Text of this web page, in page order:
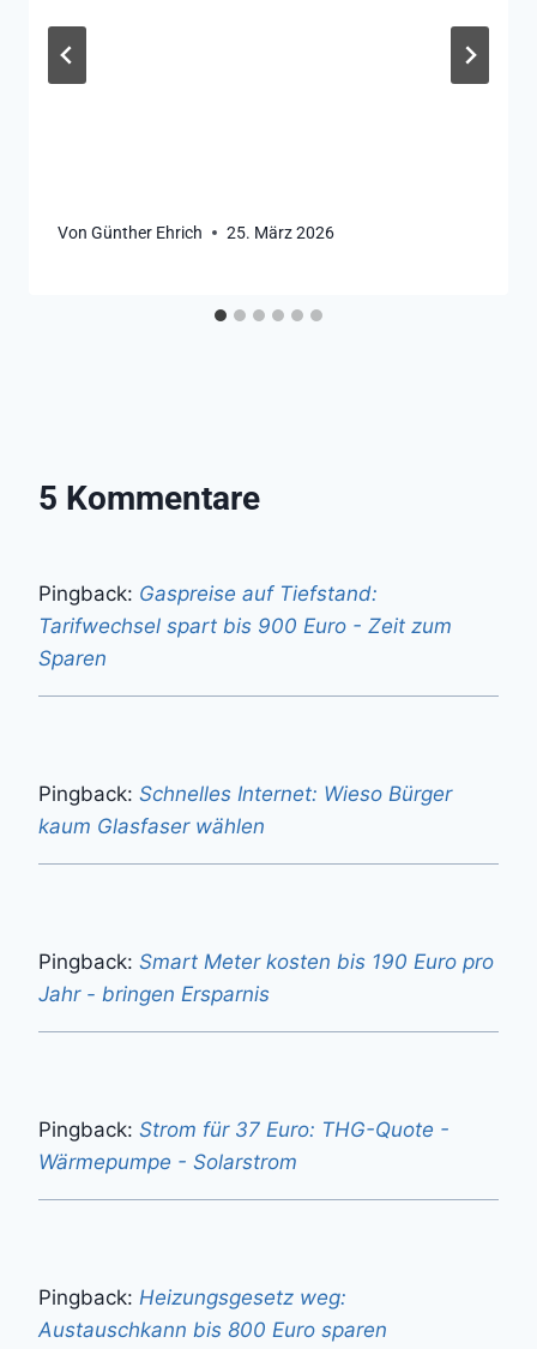
Von Günther Ehrich 25. März 2026
5 Kommentare
Pingback: Gaspreise auf Tiefstand:
Tarifwechsel spart bis 900 Euro - Zeit zum
Sparen
Pingback: Schnelles Internet: Wieso Bürger
kaum Glasfaser wählen
Pingback: Smart Meter kosten bis 190 Euro pro
Jahr - bringen Ersparnis
Pingback: Strom für 37 Euro: THG-Quote -
Wärmepumpe - Solarstrom
Pingback: Heizungsgesetz weg:
Austauschkann bis 800 Euro sparen